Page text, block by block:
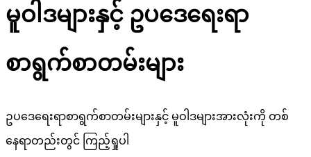
မူဝါဒများနှင့် ဥပဒေရေးရာ
စာရွက်စာတမ်းများ
ဥပဒေရေးရာစာရွက်စာတမ်းများနှင့် မူဝါဒများအားလုံးကို တစ်
နေရာတည်းတွင် ကြည့်ရှုပါ